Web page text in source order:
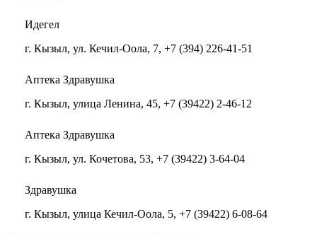
Идегел
г. Кызыл, ул. Кечил-Оола, 7, +7 (394) 226-41-51
Аптека Здравушка
г. Кызыл, улица Ленина, 45, +7 (39422) 2-46-12
Аптека Здравушка
г. Кызыл, ул. Кочетова, 53, +7 (39422) 3-64-04
Здравушка
г. Кызыл, улица Кечил-Оола, 5, +7 (39422) 6-08-64